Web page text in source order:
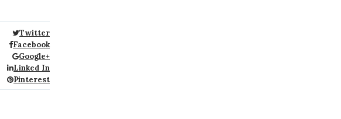
Twitter
Facebook
Google+
Linked In
Pinterest